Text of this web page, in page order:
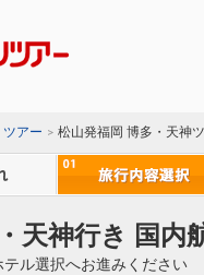
ツアー 松山発福岡 博多・天神
天神行き 国内
ル選択へお進みください